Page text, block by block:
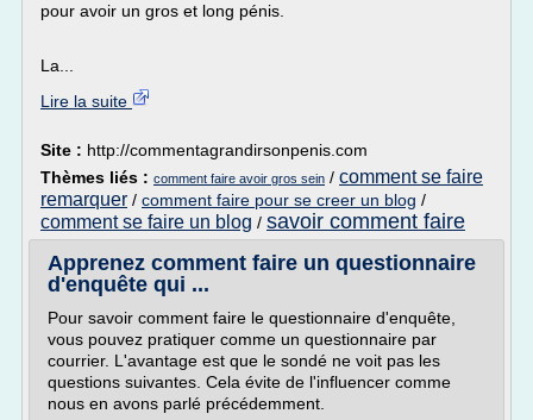
pour avoir un gros et long pénis.
La...
Lire la suite
Site : http://commentagrandirsonpenis.com
Thèmes liés : comment faire avoir gros sein / comment se faire
remarquer / comment faire pour se creer un blog /
comment se faire un blog / savoir comment faire
Apprenez comment faire un questionnaire
d'enquête qui ...
Pour savoir comment faire le questionnaire d'enquête,
vous pouvez pratiquer comme un questionnaire par
courrier. L'avantage est que le sondé ne voit pas les
questions suivantes. Cela évite de l'influencer comme
nous en avons parlé précédemment.